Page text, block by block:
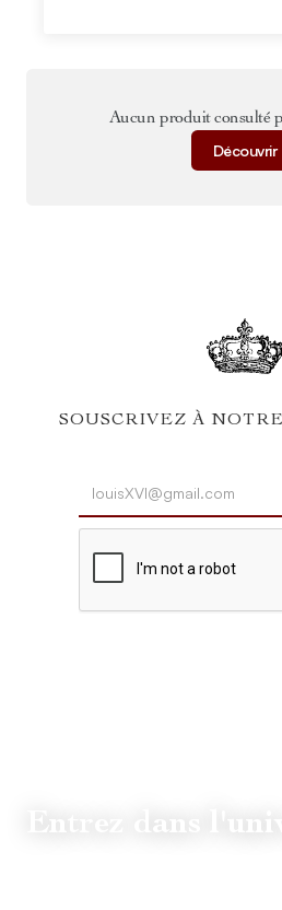
Aucun produit consulté
Découvrir
SOUSCRIVEZ À